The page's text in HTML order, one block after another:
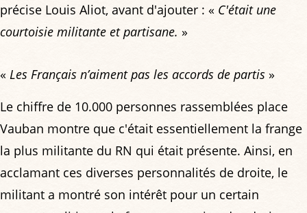
précise Louis Aliot, avant d'ajouter : « C'était une
courtoisie militante et partisane. »
« Les Français n’aiment pas les accords de partis »
Le chiffre de 10.000 personnes rassemblées place
Vauban montre que c'était essentiellement la frange
la plus militante du RN qui était présente. Ainsi, en
acclamant ces diverses personnalités de droite, le
militant a montré son intérêt pour un certain